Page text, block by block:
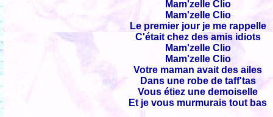
Mam'zelle Clio
Mam'zelle Clio
Le premier jour je me rappelle
C'était chez des amis idiots
Mam'zelle Clio
Mam'zelle Clio
Votre maman avait des ailes
Dans une robe de taff'tas
Vous étiez une demoiselle
Et je vous murmurais tout bas